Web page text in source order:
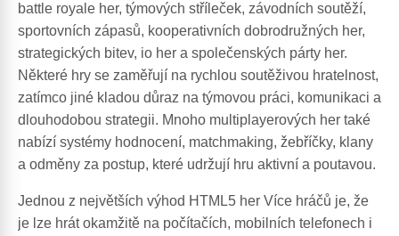
battle royale her, týmových stříleček, závodních soutěží,
sportovních zápasů, kooperativních dobrodružných her,
strategických bitev, io her a společenských párty her.
Některé hry se zaměřují na rychlou soutěživou hratelnost,
zatímco jiné kladou důraz na týmovou práci, komunikaci a
dlouhodobou strategii. Mnoho multiplayerových her také
nabízí systémy hodnocení, matchmaking, žebříčky, klany
a odměny za postup, které udržují hru aktivní a poutavou.
Jednou z největších výhod HTML5 her Více hráčů je, že
je lze hrát okamžitě na počítačích, mobilních telefonech i